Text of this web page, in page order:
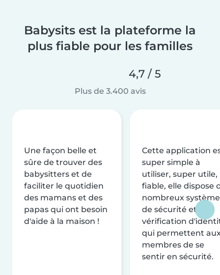
Babysits est la plateforme la
plus fiable pour les familles
4,7 / 5
Plus de 3.400 avis
Une façon belle et
sûre de trouver des
babysitters et de
faciliter le quotidien
des mamans et des
papas qui ont besoin
d'aide à la maison !
Cette application
super simple à
utiliser, super utile,
fiable, elle dispose
nombreux
de sécurité et de
vérification
qui permettent
membres de se
sentir en sécurité.